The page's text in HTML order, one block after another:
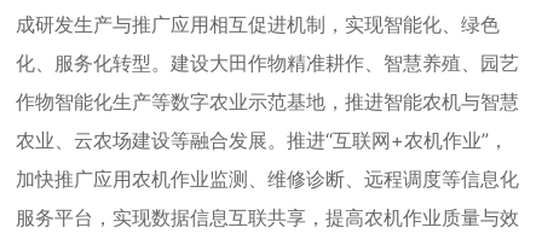
成研发生产与推广应用相互促进机制，实现智能化、绿色
化、服务化转型。建设大田作物精准耕作、智慧养殖、园艺
作物智能化生产等数字农业示范基地，推进智能农机与智慧
农业、云农场建设等融合发展。推进“互联网+农机作业”，
加快推广应用农机作业监测、维修诊断、远程调度等信息化
服务平台，实现数据信息互联共享，提高农机作业质量与效